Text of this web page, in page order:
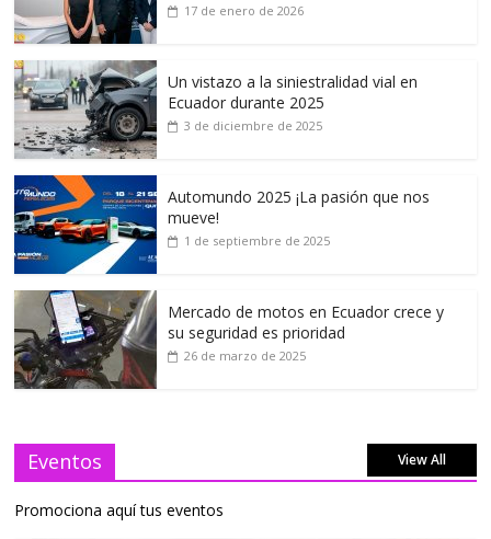
17 de enero de 2026
Un vistazo a la siniestralidad vial en
Ecuador durante 2025
3 de diciembre de 2025
Automundo 2025 ¡La pasión que nos
mueve!
1 de septiembre de 2025
Mercado de motos en Ecuador crece y
su seguridad es prioridad
26 de marzo de 2025
Eventos View All
Promociona aquí tus eventos